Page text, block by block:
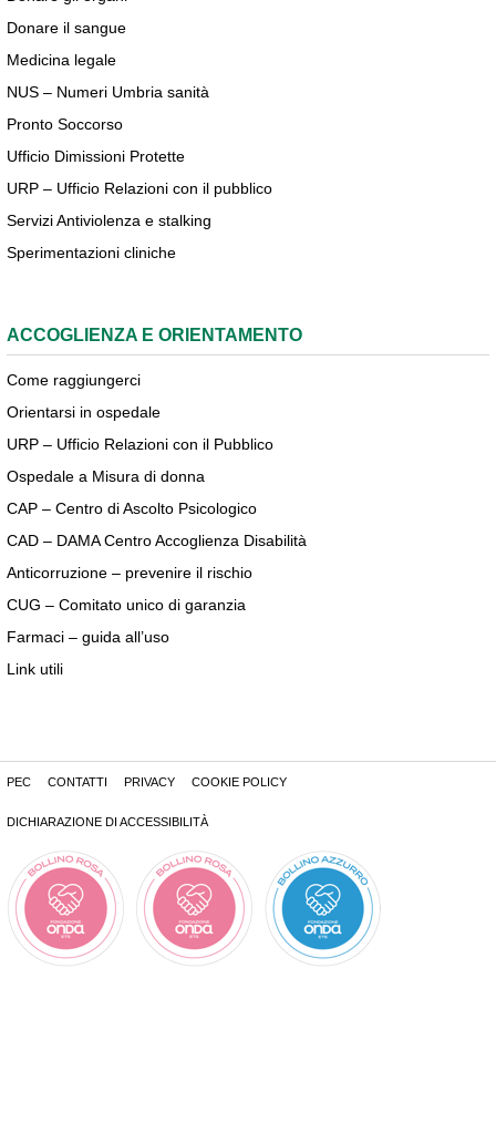
Donare il sangue
Medicina legale
NUS – Numeri Umbria sanità
Pronto Soccorso
Ufficio Dimissioni Protette
URP – Ufficio Relazioni con il pubblico
Servizi Antiviolenza e stalking
Sperimentazioni cliniche
ACCOGLIENZA E ORIENTAMENTO
Come raggiungerci
Orientarsi in ospedale
URP – Ufficio Relazioni con il Pubblico
Ospedale a Misura di donna
CAP – Centro di Ascolto Psicologico
CAD – DAMA Centro Accoglienza Disabilità
Anticorruzione – prevenire il rischio
CUG – Comitato unico di garanzia
Farmaci – guida all’uso
Link utili
PEC CONTATTI PRIVACY COOKIE POLICY
DICHIARAZIONE DI ACCESSIBILITÀ